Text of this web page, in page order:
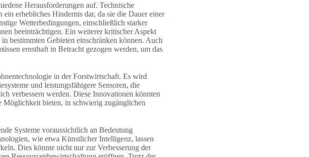
Herausforderungen auf. Technische
erhebliches Hindernis dar, da sie die Dauer einer
Wetterbedingungen, einschließlich starker
beeinträchtigen. Ein weiterer kritischer Aspekt
bestimmten Gebieten einschränken können. Auch
ernsthaft in Betracht gezogen werden, um das
in der Forstwirtschaft. Es wird
und leistungsfähigere Sensoren, die
verbessern werden. Diese Innovationen könnten
Möglichkeit bieten, in schwierig zugänglichen
Systeme voraussichtlich an Bedeutung
wie etwa Künstlicher Intelligenz, lassen
Dies könnte nicht nur zur Verbesserung der